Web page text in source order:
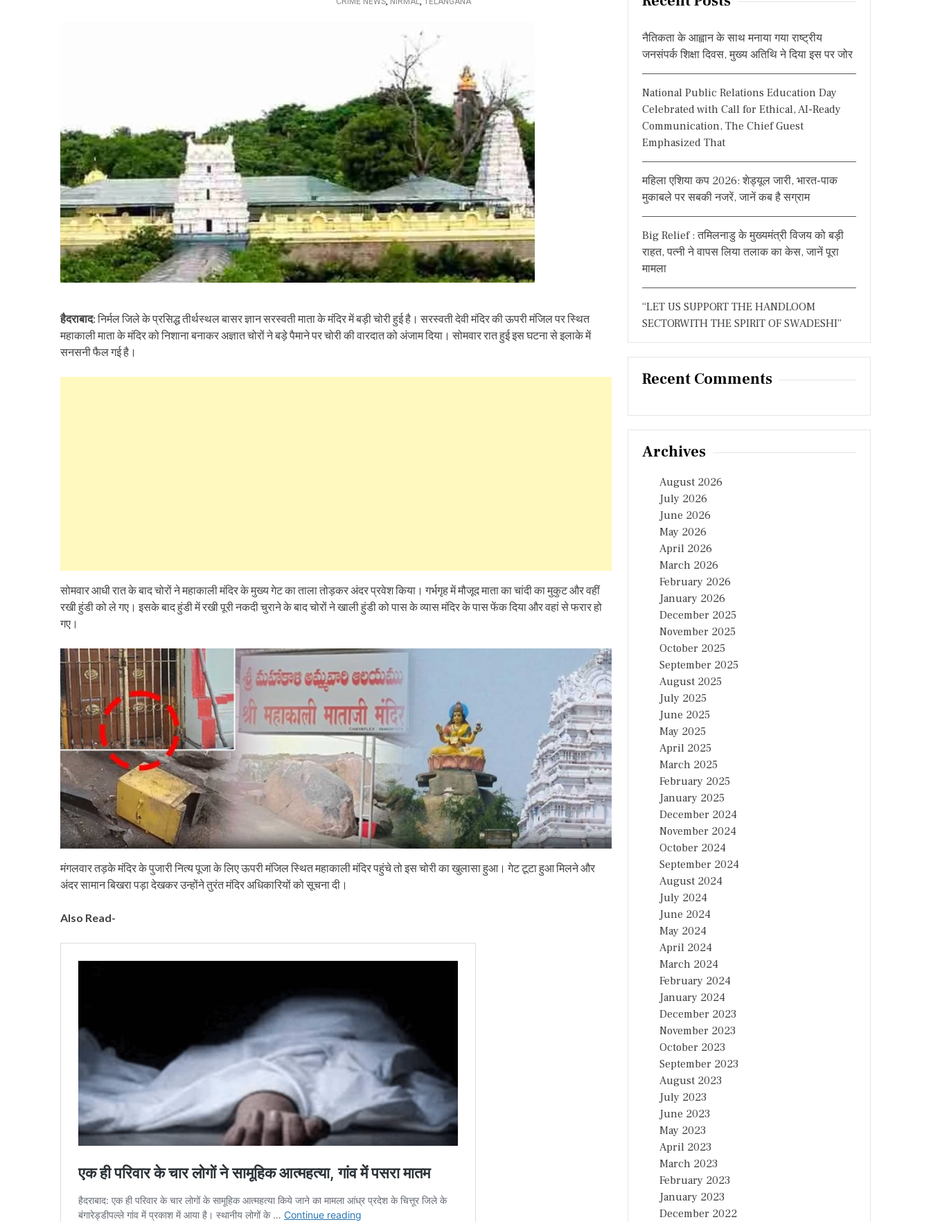
हैदराबाद: निर्मल जिले के प्रसिद्ध तीर्थस्थल बासर ज्ञान सरस्वती माता के मंदिर में बड़ी चोरी हुई है। सरस्वती देवी मंदिर की ऊपरी मंजिल पर स्थित
महाकाली माता के मंदिर को निशाना बनाकर अज्ञात चोरों ने बड़े पैमाने पर चोरी की वारदात को अंजाम दिया। सोमवार रात हुई इस घटना से इलाके में
सनसनी फैल गई है।
सोमवार आधी रात के बाद चोरों ने महाकाली मंदिर के मुख्य गेट का ताला तोड़कर अंदर प्रवेश किया। गर्भगृह में मौजूद माता का चांदी का मुकुट और वहीं
रखी हुंडी को ले गए। इसके बाद हुंडी में रखी पूरी नकदी चुराने के बाद चोरों ने खाली हुंडी को पास के व्यास मंदिर के पास फेंक दिया और वहां से फरार हो
गए।
मंगलवार तड़के मंदिर के पुजारी नित्य पूजा के लिए ऊपरी मंजिल स्थित महाकाली मंदिर पहुंचे तो इस चोरी का खुलासा हुआ। गेट टूटा हुआ मिलने और
अंदर सामान बिखरा पड़ा देखकर उन्होंने तुरंत मंदिर अधिकारियों को सूचना दी।
Also Read-
नैतिकता के आह्वान के साथ मनाया गया राष्ट्रीय
जनसंपर्क शिक्षा दिवस, मुख्य अतिथि ने दिया इस पर जोर
National Public Relations Education Day
Celebrated with Call for Ethical, AI-Ready
Communication, The Chief Guest
Emphasized That
महिला एशिया कप 2026: शेड्यूल जारी, भारत-पाक
मुकाबले पर सबकी नजरें, जानें कब है सग्राम
Big Relief : तमिलनाडु के मुख्यमंत्री विजय को बड़ी
राहत, पत्नी ने वापस लिया तलाक का केस, जानें पूरा
मामला
“LET US SUPPORT THE HANDLOOM
SECTORWITH THE SPIRIT OF SWADESHI”
Recent Comments
Archives
August 2026
July 2026
June 2026
May 2026
April 2026
March 2026
February 2026
January 2026
December 2025
November 2025
October 2025
September 2025
August 2025
July 2025
June 2025
May 2025
April 2025
March 2025
February 2025
January 2025
December 2024
November 2024
October 2024
September 2024
August 2024
July 2024
June 2024
May 2024
April 2024
March 2024
February 2024
January 2024
December 2023
November 2023
October 2023
September 2023
August 2023
July 2023
June 2023
May 2023
April 2023
March 2023
February 2023
January 2023
December 2022